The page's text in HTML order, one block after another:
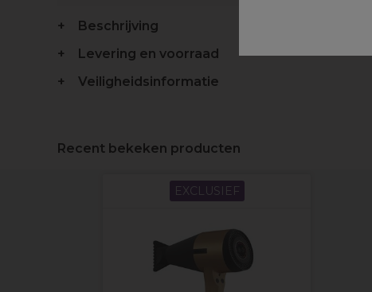
Beschrijving
Levering en voorraad
Veiligheidsinformatie
Recent bekeken producten
EXCLUSIEF